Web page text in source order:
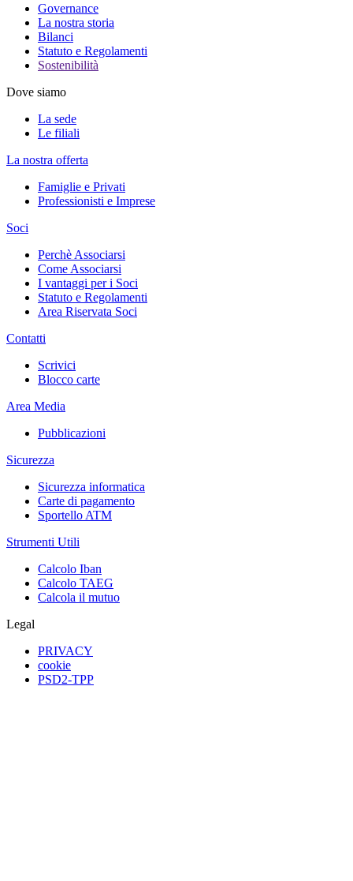
Governance
La nostra storia
Bilanci
Statuto e Regolamenti
Sostenibilità
Dove siamo
La sede
Le filiali
La nostra offerta
Famiglie e Privati
Professionisti e Imprese
Soci
Perchè Associarsi
Come Associarsi
I vantaggi per i Soci
Statuto e Regolamenti
Area Riservata Soci
Contatti
Scrivici
Blocco carte
Area Media
Pubblicazioni
Sicurezza
Sicurezza informatica
Carte di pagamento
Sportello ATM
Strumenti Utili
Calcolo Iban
Calcolo TAEG
Calcola il mutuo
Legal
PRIVACY
cookie
PSD2-TPP